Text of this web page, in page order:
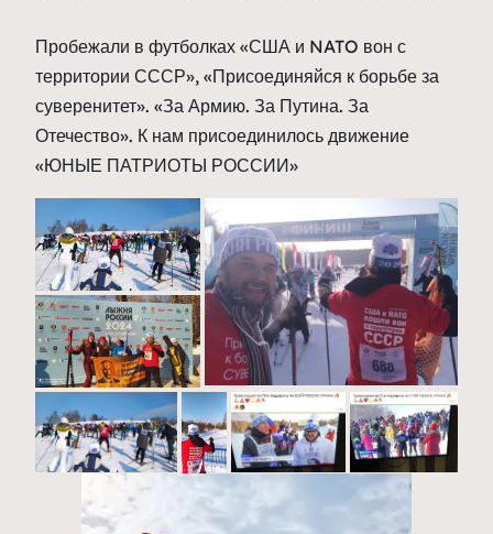
Пробежали в футболках «США и NATO вон с
территории СССР», «Присоединяйся к борьбе за
суверенитет». «За Армию. За Путина. За
Отечество». К нам присоединилось движение
«ЮНЫЕ ПАТРИОТЫ РОССИИ»